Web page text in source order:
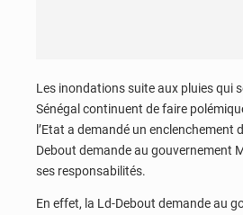
Les inondations suite aux pluies qui
Sénégal continuent de faire
l’Etat a demandé un enclenchement
Debout demande au gouvernement
ses responsabilités.
En effet, la Ld-Debout demande au